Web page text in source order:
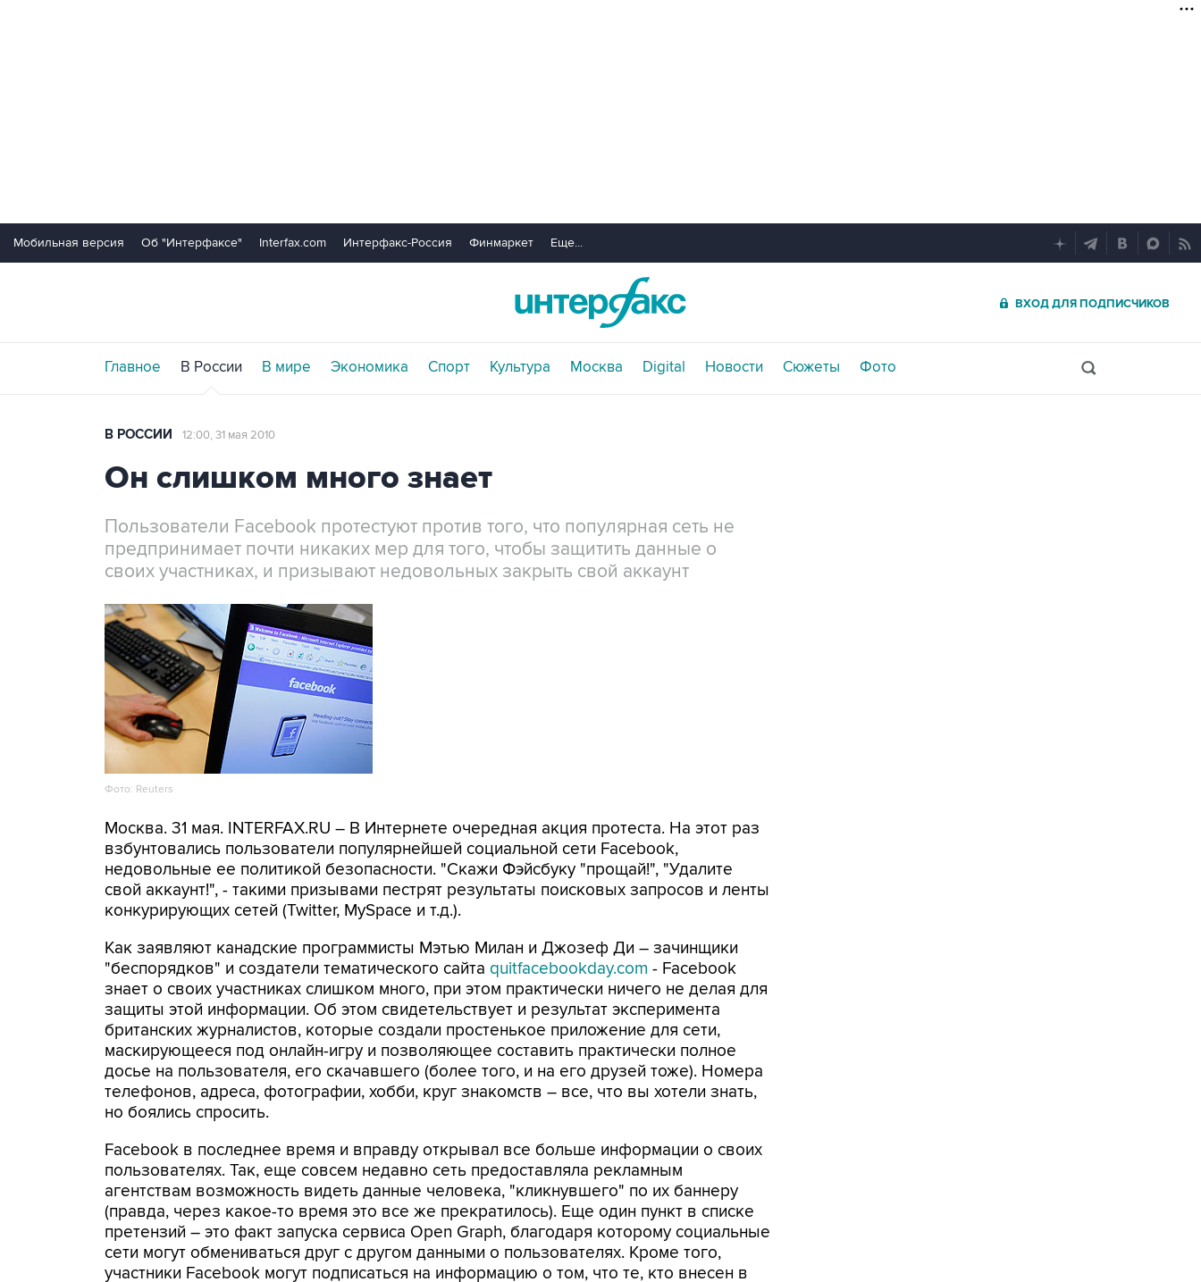
Мобильная версия Об "Интерфаксе" Interfax.com Интерфакс-Россия Финмаркет Еще...
ВХОД ДЛЯ ПОДПИСЧИКОВ
Главное В России В мире Экономика Спорт Культура Москва Digital Новости Сюжеты Фото
В РОССИИ 12:00, 31 мая 2010
Он слишком много знает
Пользователи Facebook протестуют против того, что популярная сеть не
предпринимает почти никаких мер для того, чтобы защитить данные о
своих участниках, и призывают недовольных закрыть свой аккаунт
Фото: Reuters
Москва. 31 мая. INTERFAX.RU – В Интернете очередная акция протеста. На этот раз
взбунтовались пользователи популярнейшей социальной сети Facebook,
недовольные ее политикой безопасности. "Скажи Фэйсбуку "прощай!", "Удалите
свой аккаунт!", - такими призывами пестрят результаты поисковых запросов и ленты
конкурирующих сетей (Twitter, MySpace и т.д.).
Как заявляют канадские программисты Мэтью Милан и Джозеф Ди – зачинщики
"беспорядков" и создатели тематического сайта quitfacebookday.com - Facebook
знает о своих участниках слишком много, при этом практически ничего не делая для
защиты этой информации. Об этом свидетельствует и результат эксперимента
британских журналистов, которые создали простенькое приложение для сети,
маскирующееся под онлайн-игру и позволяющее составить практически полное
досье на пользователя, его скачавшего (более того, и на его друзей тоже). Номера
телефонов, адреса, фотографии, хобби, круг знакомств – все, что вы хотели знать,
но боялись спросить.
Facebook в последнее время и вправду открывал все больше информации о своих
пользователях. Так, еще совсем недавно сеть предоставляла рекламным
агентствам возможность видеть данные человека, "кликнувшего" по их баннеру
(правда, через какое-то время это все же прекратилось). Еще один пункт в списке
претензий – это факт запуска сервиса Open Graph, благодаря которому социальные
сети могут обмениваться друг с другом данными о пользователях. Кроме того,
участники Facebook могут подписаться на информацию о том, что те, кто внесен в